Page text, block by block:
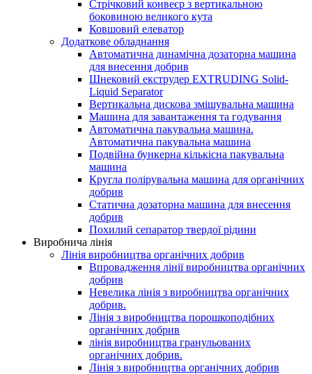
Стрічковий конвеєр з вертикальною
боковиною великого кута
Ковшовий елеватор
Додаткове обладнання
Автоматична динамічна дозаторна машина
для внесення добрив
Шнековий екструдер EXTRUDING Solid-
Liquid Separator
Вертикальна дискова змішувальна машина
Машина для завантаження та годування
Автоматична пакувальна машина.
Автоматична пакувальна машина
Подвійна бункерна кількісна пакувальна
машина
Кругла полірувальна машина для органічних
добрив
Статична дозаторна машина для внесення
добрив
Похилий сепаратор твердої рідини
Виробнича лінія
Лінія виробництва органічних добрив
Впровадження лінії виробництва органічних
добрив
Невелика лінія з виробництва органічних
добрив.
Лінія з виробництва порошкоподібних
органічних добрив
лінія виробництва гранульованих
органічних добрив.
Лінія з виробництва органічних добрив